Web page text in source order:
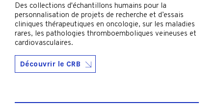
Des collections d'échantillons humains pour la
personnalisation de projets de recherche et d’essais
cliniques thérapeutiques en oncologie, sur les maladies
rares, les pathologies thromboemboliques veineuses et
cardiovasculaires.
Découvrir le CRB